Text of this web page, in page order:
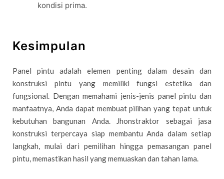
kondisi prima.
Kesimpulan
Panel pintu adalah elemen penting dalam desain dan
konstruksi pintu yang memiliki fungsi estetika dan
fungsional. Dengan memahami jenis-jenis panel pintu dan
manfaatnya, Anda dapat membuat pilihan yang tepat untuk
kebutuhan bangunan Anda. Jhonstraktor sebagai jasa
konstruksi terpercaya siap membantu Anda dalam setiap
langkah, mulai dari pemilihan hingga pemasangan panel
pintu, memastikan hasil yang memuaskan dan tahan lama.